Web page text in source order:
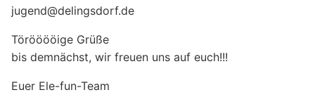
jugend@delingsdorf.de
Törööööige Grüße
bis demnächst, wir freuen uns auf euch!!!
Euer Ele-fun-Team